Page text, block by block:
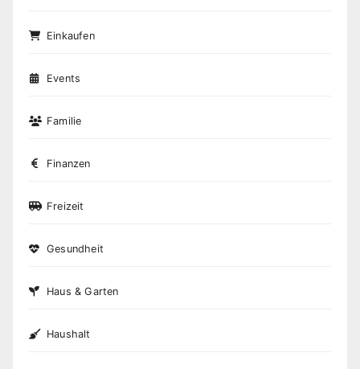
Einkaufen
Events
Familie
Finanzen
Freizeit
Gesundheit
Haus & Garten
Haushalt